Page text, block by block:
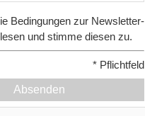
Bedingungen zur Newsletter-
und stimme diesen zu.
* Pflichtfeld
Absenden